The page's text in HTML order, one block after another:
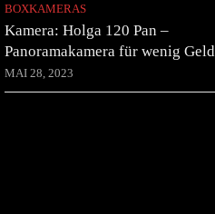
BOXKAMERAS
Kamera: Holga 120 Pan –
Panoramakamera für wenig Geld
MAI 28, 2023